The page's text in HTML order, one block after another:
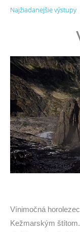
Najžiadanejšie výstupy
Vínimočná
Kežmarským